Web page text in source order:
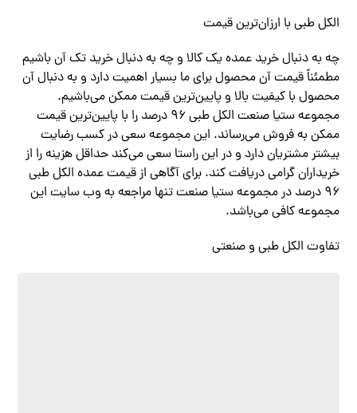
الکل طبی با ارزان‌ترین قیمت
چه به دنبال خرید عمده یک کالا و چه به دنبال خرید تک آن باشیم
مطمئناً قیمت آن محصول برای ما بسیار اهمیت دارد و به دنبال آن
محصول با کیفیت بالا و پایین‌ترین قیمت ممکن می‌باشیم.
مجموعه ستیا صنعت الکل طبی ۹۶ درصد را با پایین‌ترین قیمت
ممکن به فروش می‌رساند. این مجموعه سعی در کسب رضایت
بیشتر مشتریان دارد و در این راستا سعی می‌کند حداقل هزینه را از
خریداران گرامی دریافت کند. برای آگاهی از قیمت عمده الکل طبی
۹۶ درصد در مجموعه ستیا صنعت تنها مراجعه به وب سایت این
مجموعه کافی می‌باشد.
تفاوت الکل طبی و صنعتی